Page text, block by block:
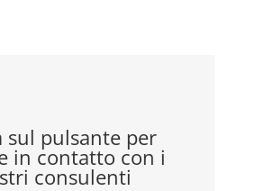
sul pulsante per
in contatto con i
consulenti